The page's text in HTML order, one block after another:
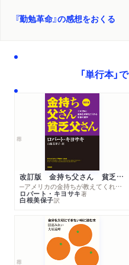
『勤勉革命』の感想をおくる
「単行本」
改訂版 金持ち父さん 貧乏父さん
─アメリカの金持ちが教えてくれるお金の哲学
ロバート・キヨサキ著
白根美保子訳